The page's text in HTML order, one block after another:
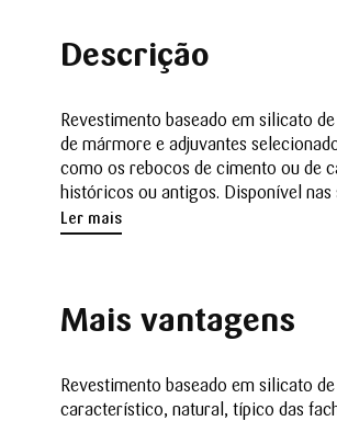
Descrição
Revestimento baseado em silicato
de mármore e adjuvantes
como os rebocos de cimento ou de
históricos ou antigos. Disponível nas
Ler mais
Mais vantagens
Revestimento baseado em silicato
característico, natural, típico das